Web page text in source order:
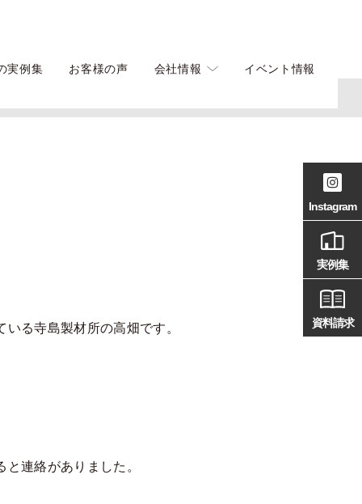
実例集 お客様の声 会社情報 イベント情報
る寺島製材所の高畑です。
連絡がありました。
Instagram
実例集
資料請求